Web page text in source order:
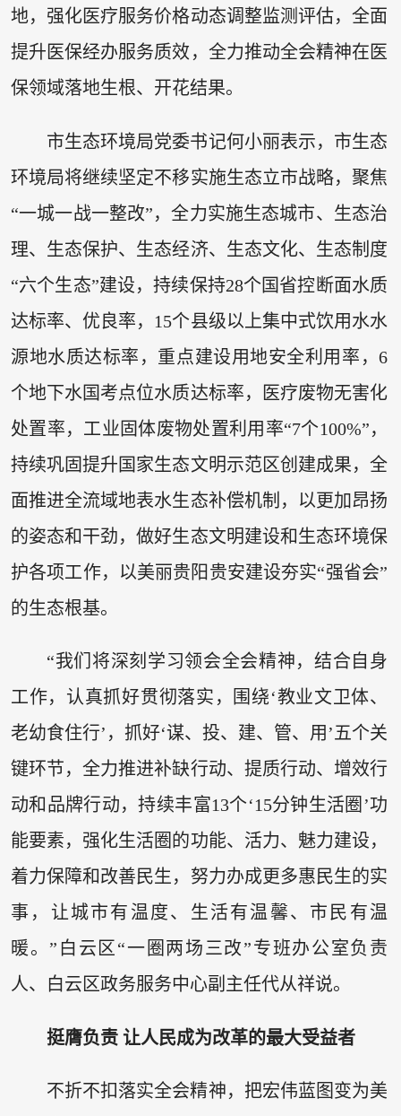
地，强化医疗服务价格动态调整监测评估，全面
提升医保经办服务质效，全力推动全会精神在医
保领域落地生根、开花结果。
市生态环境局党委书记何小丽表示，市生态
环境局将继续坚定不移实施生态立市战略，聚焦
“一城一战一整改”，全力实施生态城市、生态治
理、生态保护、生态经济、生态文化、生态制度
“六个生态”建设，持续保持28个国省控断面水质
达标率、优良率，15个县级以上集中式饮用水水
源地水质达标率，重点建设用地安全利用率，6
个地下水国考点位水质达标率，医疗废物无害化
处置率，工业固体废物处置利用率“7个100%”，
持续巩固提升国家生态文明示范区创建成果，全
面推进全流域地表水生态补偿机制，以更加昂扬
的姿态和干劲，做好生态文明建设和生态环境保
护各项工作，以美丽贵阳贵安建设夯实“强省会”
的生态根基。
“我们将深刻学习领会全会精神，结合自身
工作，认真抓好贯彻落实，围绕‘教业文卫体、
老幼食住行’，抓好‘谋、投、建、管、用’五个关
键环节，全力推进补缺行动、提质行动、增效行
动和品牌行动，持续丰富13个‘15分钟生活圈’功
能要素，强化生活圈的功能、活力、魅力建设，
着力保障和改善民生，努力办成更多惠民生的实
事，让城市有温度、生活有温馨、市民有温
暖。”白云区“一圈两场三改”专班办公室负责
人、白云区政务服务中心副主任代从祥说。
挺膺负责 让人民成为改革的最大受益者
不折不扣落实全会精神，把宏伟蓝图变为美